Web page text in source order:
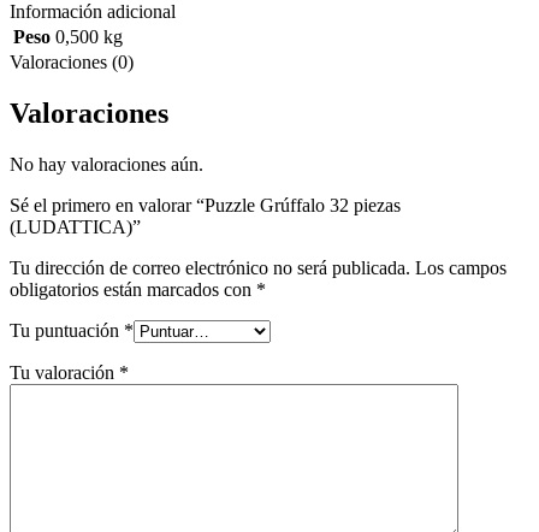
Información adicional
Peso 0,500 kg
Valoraciones (0)
Valoraciones
No hay valoraciones aún.
Sé el primero en valorar “Puzzle Grúffalo 32 piezas
(LUDATTICA)”
Tu dirección de correo electrónico no será publicada. Los campos
obligatorios están marcados con *
Tu puntuación *
Tu valoración *